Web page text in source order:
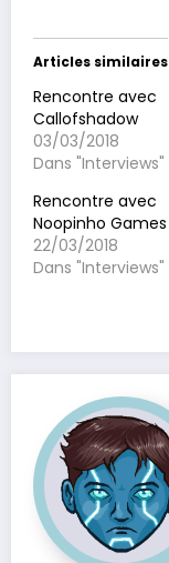
Articles similaires
Rencontre avec
Callofshadow
03/03/2018
Dans "Interviews"
Rencontre avec
Noopinho Games
22/03/2018
Dans "Interviews"